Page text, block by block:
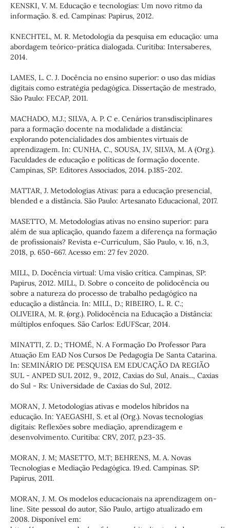
KENSKI, V. M. Educação e tecnologias: Um novo ritmo da
informação. 8. ed. Campinas: Papirus, 2012.
KNECHTEL, M. R. Metodologia da pesquisa em educação: uma
abordagem teórico-prática dialogada. Curitiba: Intersaberes,
2014.
LAMES, L. C. J. Docência no ensino superior: o uso das mídias
digitais como estratégia pedagógica. Dissertação de mestrado,
São Paulo: FECAP, 2011.
MACHADO, M.J.; SILVA, A. P. C e. Cenários transdisciplinares
para a formação docente na modalidade a distância:
explorando potencialidades dos ambientes virtuais de
aprendizagem. In: CUNHA, C., SOUSA, J.V, SILVA, M. A (Org.).
Faculdades de educação e políticas de formação docente.
Campinas, SP: Editores Associados, 2014. p.185-202.
MATTAR, J. Metodologias Ativas: para a educação presencial,
blended e a distância. São Paulo: Artesanato Educacional, 2017.
MASETTO, M. Metodologias ativas no ensino superior: para
além de sua aplicação, quando fazem a diferença na formação
de profissionais? Revista e-Curriculum, São Paulo, v. 16, n.3,
2018, p. 650-667. Acesso em: 27 fev 2020.
MILL, D. Docência virtual: Uma visão crítica. Campinas, SP:
Papirus, 2012. MILL, D. Sobre o conceito de polidocência ou
sobre a natureza do processo de trabalho pedagógico na
educação a distância. In: MILL, D.; RIBEIRO, L. R. C.;
OLIVEIRA, M. R. (org.). Polidocência na Educação a Distância:
múltiplos enfoques. São Carlos: EdUFScar, 2014.
MINATTI, Z. D.; THOMÉ, N. A Formação Do Professor Para
Atuação Em EAD Nos Cursos De Pedagogia De Santa Catarina.
In: SEMINÁRIO DE PESQUISA EM EDUCAÇÃO DA REGIÃO
SUL - ANPED SUL 2012, 9., 2012, Caxias do Sul, Anais..., Caxias
do Sul - Rs: Universidade de Caxias do Sul, 2012.
MORAN, J. Metodologias ativas e modelos híbridos na
educação. In: YAEGASHI, S. et al (Org.). Novas tecnologias
digitais: Reflexões sobre mediação, aprendizagem e
desenvolvimento. Curitiba: CRV, 2017, p.23-35.
MORAN, J. M; MASETTO, M.T; BEHRENS, M. A. Novas
Tecnologias e Mediação Pedagógica. 19.ed. Campinas. SP:
Papirus, 2011.
MORAN, J. M. Os modelos educacionais na aprendizagem on-
line. Site pessoal do autor, São Paulo, artigo atualizado em
2008. Disponível em: